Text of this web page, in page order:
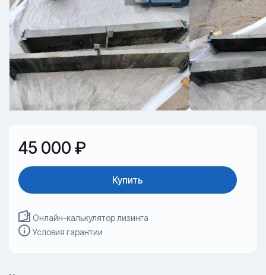
45 000 ₽
Купить
Онлайн-калькулятор лизинга
Условия гарантии